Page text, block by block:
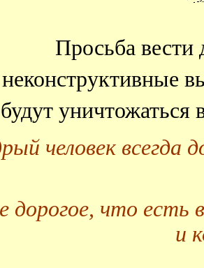
Просьба вести
человек всегда
дорогое, что есть
и